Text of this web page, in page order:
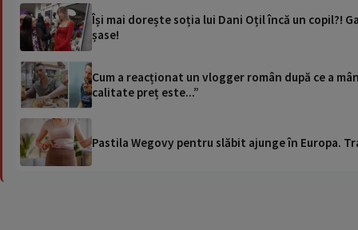
Își mai dorește soția lui Dani Oțil încă un copil?!
șase!
Cum a reacționat un vlogger român după ce a
calitate preț este...”
Pastila Wegovy pentru slăbit ajunge în Europa.